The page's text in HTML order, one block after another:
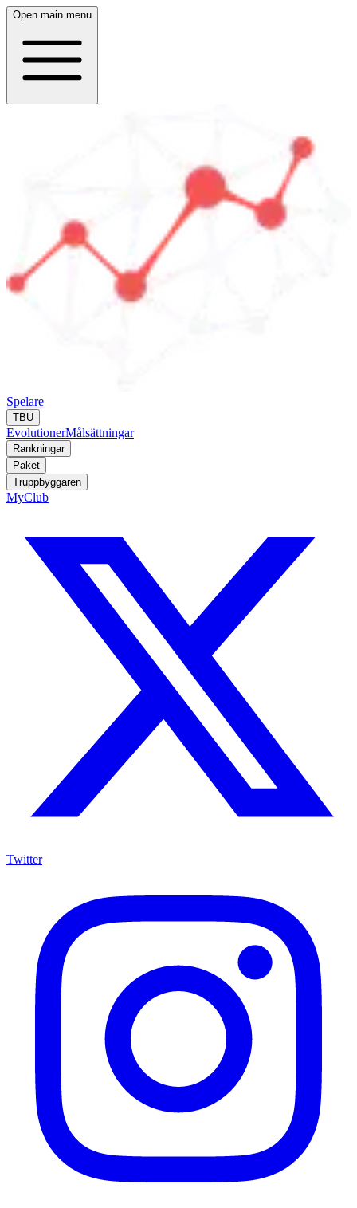
Open main menu
Spelare
TBU
EvolutionerMålsättningar
Rankningar
Paket
Truppbyggaren
MyClub
Twitter